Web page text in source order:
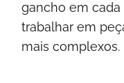
gancho em
trabalhar em
mais complexos.